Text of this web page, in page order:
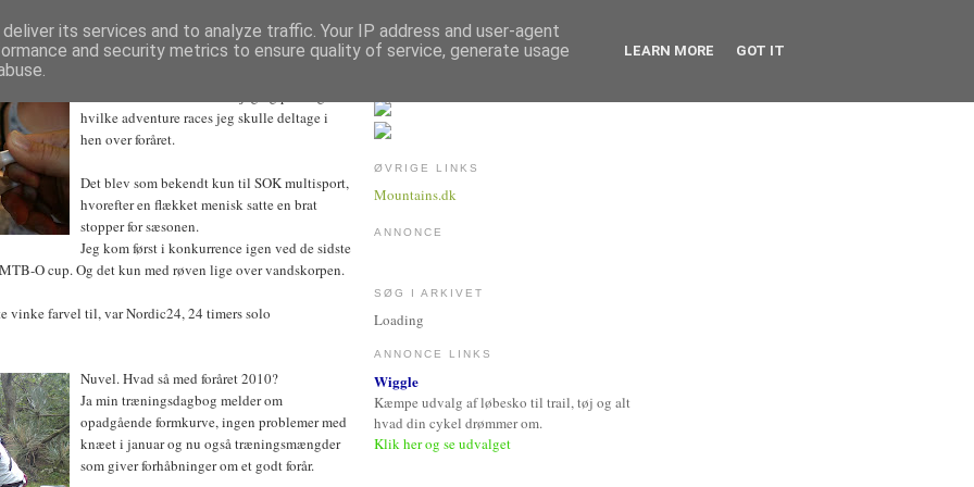
2010
hvilke adventure races jeg skulle deltage i
hen over foråret.
Det blev som bekendt kun til SOK multisport,
hvorefter en flækket menisk satte en brat
stopper for sæsonen.
Jeg kom først i konkurrence igen ved de sidste
O cup. Og det kun med røven lige over vandskorpen.
vinke farvel til, var Nordic24, 24 timers solo
Nuvel. Hvad så med foråret 2010?
Ja min træningsdagbog melder om
opadgående formkurve, ingen problemer med
knæet i januar og nu også træningsmængder
som giver forhåbninger om et godt forår.
ØVRIGE LINKS
Mountains.dk
ANNONCE
SØG I ARKIVET
Loading
ANNONCE LINKS
Wiggle
Kæmpe udvalg af løbesko til trail, tøj og alt
hvad din cykel drømmer om.
Klik her og se udvalget
its services and to analyze traffic. Your IP address and user-agent
and security metrics to ensure quality of service, generate usage
LEARN MORE GOT IT